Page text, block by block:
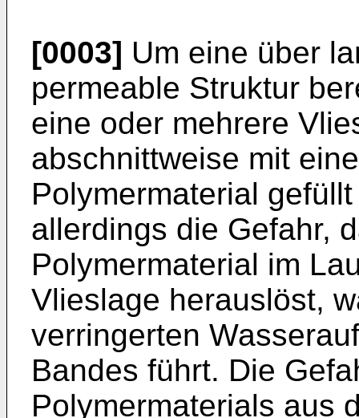
[0003] Um eine über
permeable Struktur
eine oder mehrere
abschnittweise mit
Polymermaterial
allerdings die Gefahr,
Polymermaterial im
Vlieslage herauslöst,
verringerten
Bandes führt. Die
Polymermaterials aus